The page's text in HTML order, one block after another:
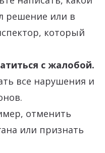
решение или в
который
с жалобой.
все нарушения и
отменить
или признать